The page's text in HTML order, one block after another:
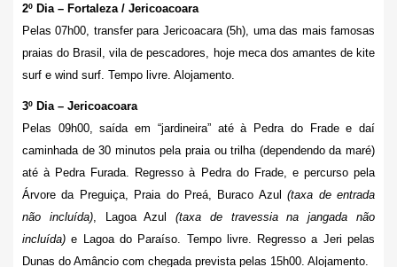
2º Dia – Fortaleza / Jericoacoara
Pelas 07h00, transfer para Jericoacara (5h), uma das mais famosas
praias do Brasil, vila de pescadores, hoje meca dos amantes de kite
surf e wind surf. Tempo livre. Alojamento.
3º Dia – Jericoacoara
Pelas 09h00, saída em “jardineira” até à Pedra do Frade e daí
caminhada de 30 minutos pela praia ou trilha (dependendo da maré)
até à Pedra Furada. Regresso à Pedra do Frade, e percurso pela
Árvore da Preguiça, Praia do Preá, Buraco Azul(taxa de entrada
não incluída), Lagoa Azul(taxa de travessia na jangada não
incluída) e Lagoa do Paraíso. Tempo livre. Regresso a Jeri pelas
Dunas do Amâncio com chegada prevista pelas 15h00. Alojamento.